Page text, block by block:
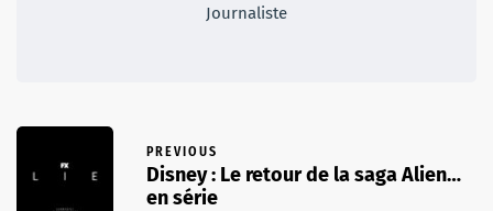
Journaliste
PREVIOUS
Disney : Le retour de la saga Alien…
en série